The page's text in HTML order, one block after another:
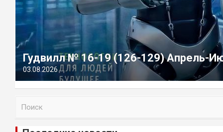
Гудвилл № 16-19 (126-129) Апрель-
03.08.2026
и